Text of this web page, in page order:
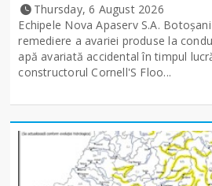
Thursday, 6 August 2026
Echipele Nova Apaserv S.A.
remediere a avariei produse la
apă avariată accidental în timpul
constructorul Cornell'S Floo...